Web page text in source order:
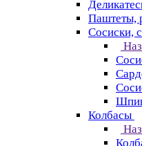
Паштеты,
Сосиски,
Колбасы